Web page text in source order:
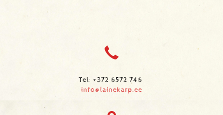
Tel: +372 6572 746
info@lainekarp.ee